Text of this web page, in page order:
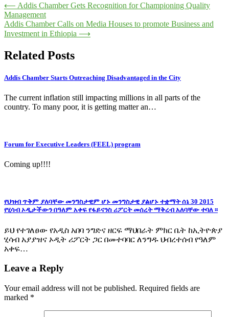
⟵ Addis Chamber Gets Recognition for Championing Quality
Management
Addis Chamber Calls on Media Houses to promote Business and
Investment in Ethiopia ⟶
Related Posts
Addis Chamber Starts Outreaching Disadvantaged in the City
The current inflation still impacting millions in all parts of the
country. To many poor, it is getting matter an…
Forum for Executive Leaders (FEEL) program
Coming up!!!!
የህዝብ ጥቅም ያለባቸው መንግስታዊም ሆኑ መንግስታዊ ያልሆኑ ተቋማት ሰኔ 30 2015
የሂሳብ ኦዲታችውን በዓለም አቀፍ የፋይናንስ ሪፖርት መሰረት ማቅረብ አለባቸው ተባለ ፡፡
ይህ የተገለፀው የአዲስ አበባ ንግድና ዘርፍ ማህበራት ምክር ቤት ከኢትዮጵያ
ሂሳብ አያያዝና ኦዲት ሪፖርት ጋር በመተባባር ለንግዱ ህብረተሰብ የዓለም
አቀፍ…
Leave a Reply
Your email address will not be published. Required fields are
marked *